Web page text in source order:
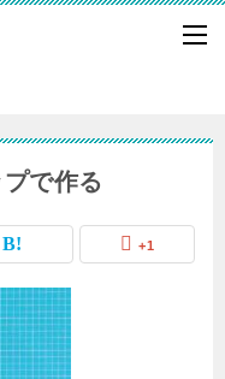
で作る
+1